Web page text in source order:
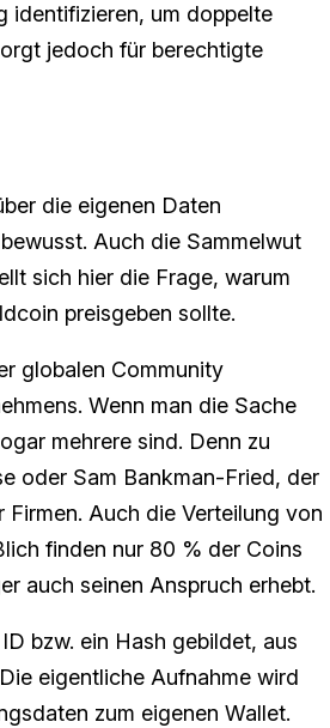
identifizieren, um doppelte
jedoch für berechtigte
die eigenen Daten
Auch die Sammelwut
sich hier die Frage, warum
preisgeben sollte.
globalen Community
Wenn man die Sache
mehrere sind. Denn zu
oder Sam Bankman-Fried, der
Auch die Verteilung von
finden nur 80 % der Coins
auch seinen Anspruch erhebt.
bzw. ein Hash gebildet, aus
eigentliche Aufnahme wird
zum eigenen Wallet.